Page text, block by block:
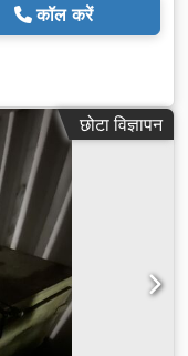
कॉल करें
छोटा विज्ञापन